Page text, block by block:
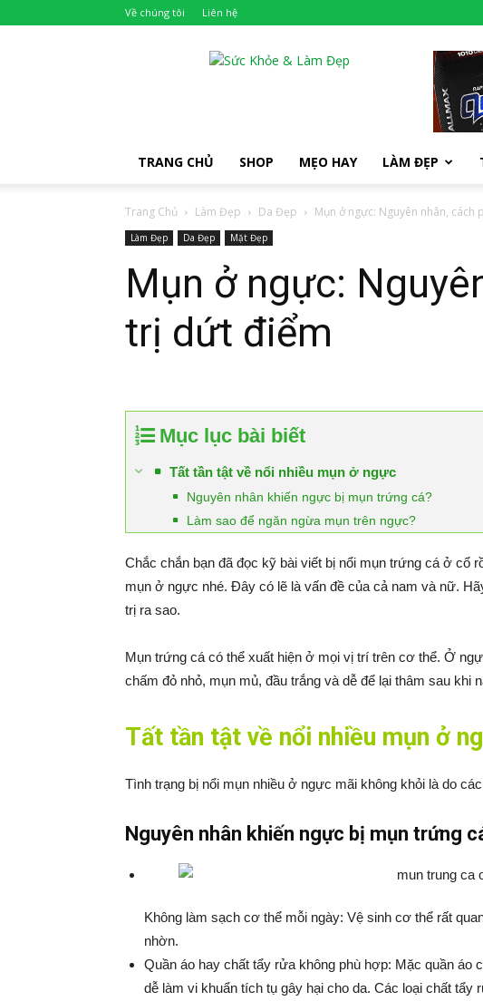
Về chúng tôi Liên hệ
TRANG CHỦ SHOP MẸO HAY LÀM ĐẸP
Trang Chủ Làm Đẹp Da Đẹp Mụn ở ngực: Nguyên nhân,
Làm Đẹp Da Đẹp Mặt Đẹp
Mụn ở ngực:
trị dứt điểm
Mục lục bài biết
Tất tần tật về nổi nhiều mụn ở ngực
Nguyên nhân khiến ngực bị mụn trứng cá?
Làm sao để ngăn ngừa mụn trên ngực?
Chắc chắn bạn đã đọc kỹ bài viết bị nổi mụn trứng cá ở cổ
mụn ở ngực nhé. Đây có lẽ là vấn đề của cả nam và nữ.
trị ra sao.
Mụn trứng cá có thể xuất hiện ở mọi vị trí trên cơ thể. Ở
chấm đỏ nhỏ, mụn mủ, đầu trắng và dễ để lại thâm sau khi
Tất tần tật về nổi nhiều mụn ở
Tình trạng bị nổi mụn nhiều ở ngực mãi không khỏi là do
Nguyên nhân khiến ngực bị mụn trứng
Không làm sạch cơ thể mỗi ngày: Vệ sinh cơ thể rất
nhờn.
Quần áo hay chất tẩy rửa không phù hợp: Mặc quần áo
dễ làm vi khuẩn tích tụ gây hại cho da. Các loại chất